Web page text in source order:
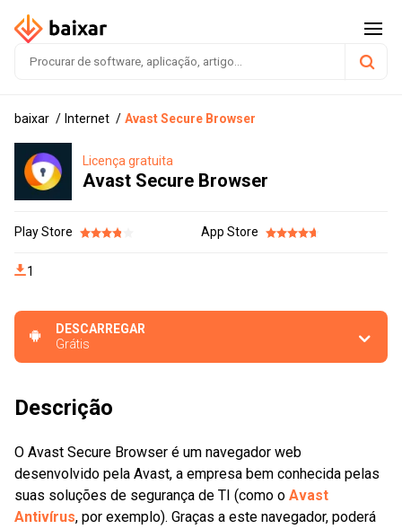
baixar Internet Avast Secure Browser
Licença gratuita
Avast Secure Browser
Play Store App Store
1
DESCARREGAR
Grátis
Descrição
O Avast Secure Browser é um navegador web
desenvolvido pela Avast, a empresa bem conhecida pelas
suas soluções de segurança de TI (como o Avast
Antivírus, por exemplo). Graças a este navegador, poderá